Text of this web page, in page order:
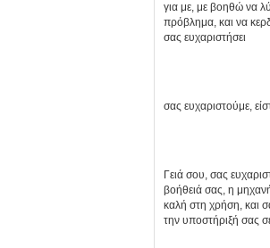
για με, με βοηθώ να
πρόβλημα, και να
σας ευχαριστήσει
σας ευχαριστούμε,
Γειά σου, σας
βοήθειά σας, η
καλή στη χρήση, και
την υποστήριξή σας